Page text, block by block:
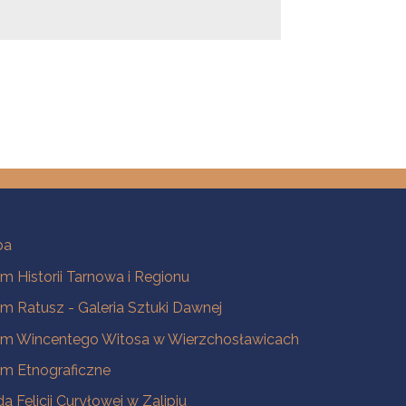
Historii Tarnowa i Regionu
Ratusz - Galeria Sztuki Dawnej
Wincentego Witosa w Wierzchosławicach
Etnograficzne
Felicji Curyłowej w Zalipiu